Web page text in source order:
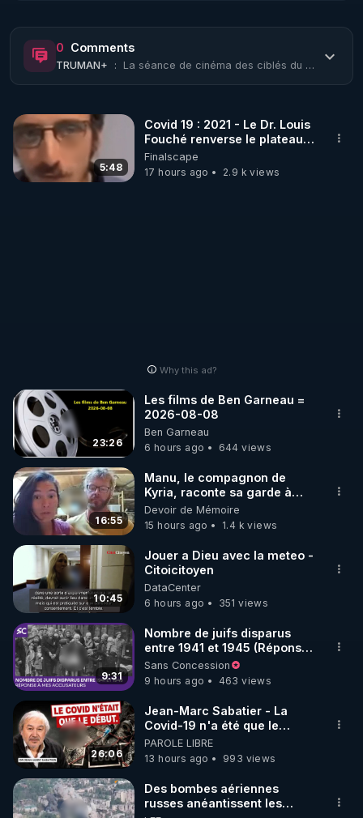
https://crowdbunker.com/v/J4NVkD47
Ceci est une rediffusion.
Lanceur d'alerte de la CIA - Attaques à énergie
dirigée : la CIA est derrière tout ça (c'est pour cela
https://targetedjustice.substack.com/p/cia-
whistleblower-directed-energy
0 Comments
TRUMAN+ : La séance de cinéma des ciblés du #TrumanShow - "Le Syndrome de la Havane, menac...
5:48
Covid 19 : 2021 - Le Dr. Louis
Fouché renverse le plateau
de CNews !
Finalscape
17 hours ago
2.9 k views
Why this ad?
23:26
Les films de Ben Garneau =
2026-08-08
Ben Garneau
6 hours ago
644 views
16:55
Manu, le compagnon de
Kyria, raconte sa garde à
vue musclée. PARTAGEZ!
Devoir de Mémoire
15 hours ago
1.4 k views
10:45
Jouer a Dieu avec la meteo -
Citoicitoyen
DataCenter
6 hours ago
351 views
9:31
Nombre de juifs disparus
entre 1941 et 1945 (Réponse
à mes accusateurs)
Sans Concession
9 hours ago
463 views
26:06
Jean-Marc Sabatier - La
Covid-19 n'a été que le
début - L'ARNm & l'ARNm-aa
jusqu où auront-t-il ?
PAROLE LIBRE
13 hours ago
993 views
Des bombes aériennes
russes anéantissent les